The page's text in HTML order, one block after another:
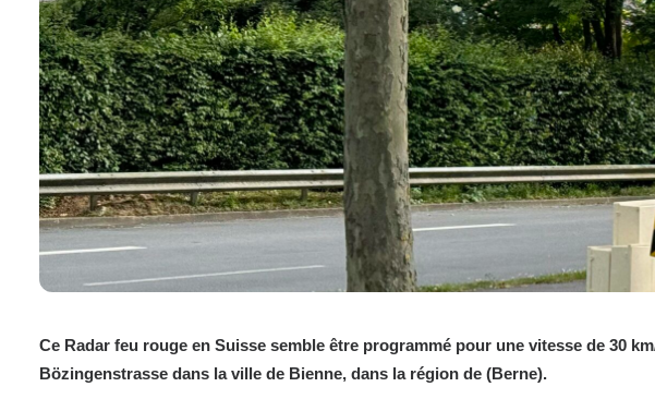
Ce Radar feu rouge en Suisse semble être programmé pour une vitesse de 30
Bözingenstrasse dans la ville de Bienne, dans la région de (Berne).